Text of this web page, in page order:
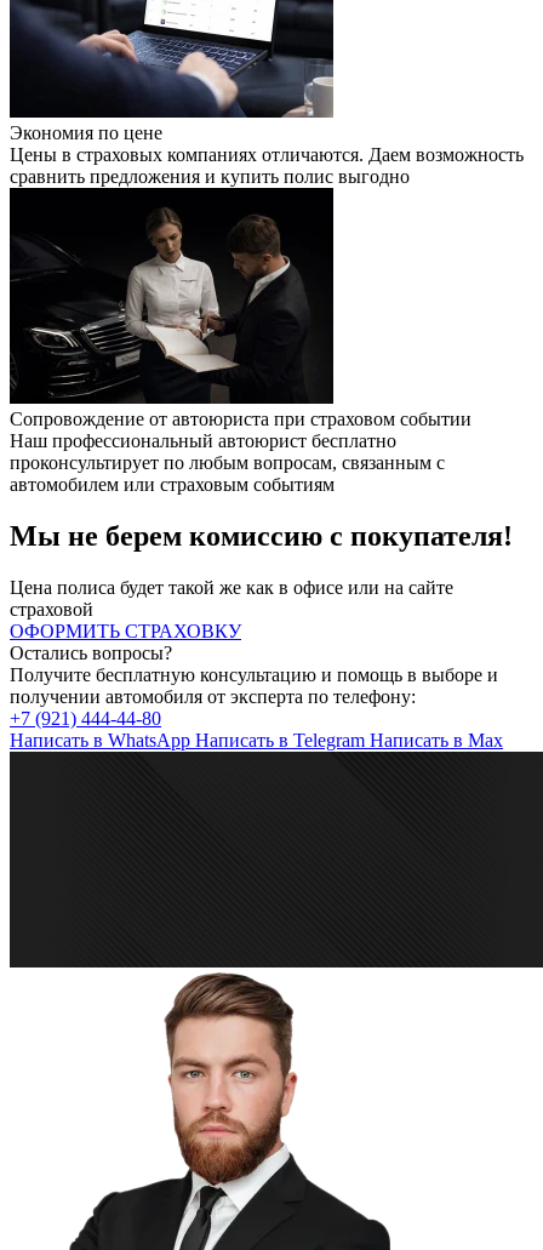
Экономия по цене
Цены в страховых компаниях отличаются. Даем возможность
сравнить предложения и купить полис выгодно
Сопровождение от автоюриста при страховом событии
Наш профессиональный автоюрист бесплатно
проконсультирует по любым вопросам, связанным с
автомобилем или страховым событиям
Мы не берем комиссию с покупателя!
Цена полиса будет такой же как в офисе или на сайте
страховой
ОФОРМИТЬ СТРАХОВКУ
Остались вопросы?
Получите бесплатную консультацию и помощь в выборе и
получении автомобиля от эксперта по телефону:
+7 (921) 444-44-80
Написать в WhatsApp Написать в Telegram Написать в Max